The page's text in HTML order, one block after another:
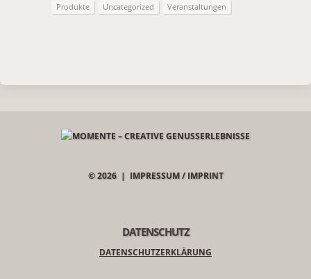
Produkte
Uncategorized Veranstaltungen
© 2026 | IMPRESSUM / IMPRINT
DATENSCHUTZ
DATENSCHUTZERKLÄRUNG